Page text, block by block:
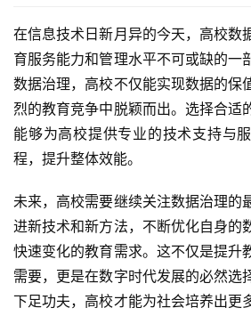
在信息技术日新月异的今天，高校数
育服务能力和管理水平不可或缺的一
数据治理，高校不仅能实现数据的保
烈的教育竞争中脱颖而出。选择合适
能够为高校提供专业的技术支持与
程，提升整体效能。
未来，高校需要继续关注数据治理的
进新技术和新方法，不断优化自身的
快速变化的教育需求。这不仅是提升
需要，更是在数字时代发展的必然选
下足功夫，高校才能为社会培养出更